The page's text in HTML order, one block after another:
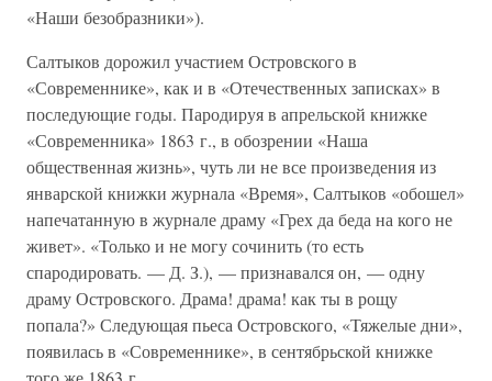
«Наши безобразники»).
Салтыков дорожил участием Островского в
«Современнике», как и в «Отечественных записках» в
последующие годы. Пародируя в апрельской книжке
«Современника» 1863 г., в обозрении «Наша
общественная жизнь», чуть ли не все произведения из
январской книжки журнала «Время», Салтыков «обошел»
напечатанную в журнале драму «Грех да беда на кого не
живет». «Только и не могу сочинить (то есть
спародировать. — Д. З.), — признавался он, — одну
драму Островского. Драма! драма! как ты в рощу
попала?» Следующая пьеса Островского, «Тяжелые дни»,
появилась в «Современнике», в сентябрьской книжке